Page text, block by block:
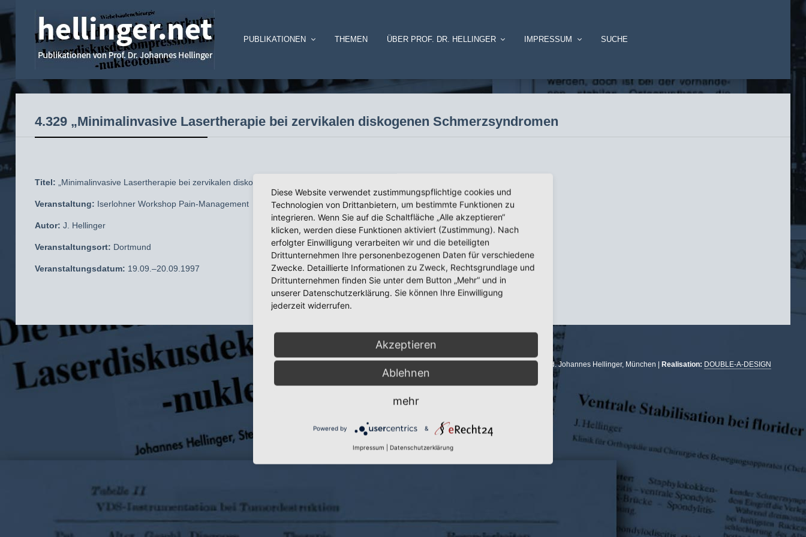
PUBLIKATIONEN THEMEN ÜBER PROF. DR. HELLINGER IMPRESSUM SUCHE
4.329 „Minimalinvasive Lasertherapie bei zervikalen diskogenen Schmerzsyndromen
Titel: „Minimalinvasive Lasertherapie bei zervikalen diskogenen Schmerzsyndromen
Veranstaltung: Iserlohner Workshop Pain-Management
Autor: J. Hellinger
Veranstaltungsort: Dortmund
Veranstaltungsdatum: 19.09.–20.09.1997
Prof. Dr. med. Johannes Hellinger, München | Realisation: DOUBLE-A-DESIGN
Diese Website verwendet zustimmungspflichtige cookies und
Technologien von Drittanbietern, um bestimmte Funktionen zu
integrieren. Wenn Sie auf die Schaltfläche „Alle akzeptieren“
klicken, werden diese Funktionen aktiviert (Zustimmung). Nach
erfolgter Einwilligung verarbeiten wir und die beteiligten
Drittunternehmen Ihre personenbezogenen Daten für verschiedene
Zwecke. Detaillierte Informationen zu Zweck, Rechtsgrundlage und
Drittunternehmen finden Sie unter dem Button „Mehr“ und in
unserer Datenschutzerklärung. Sie können Ihre Einwilligung
jederzeit widerrufen.
Akzeptieren
Ablehnen
mehr
Powered by &
Impressum Datenschutzerklärung